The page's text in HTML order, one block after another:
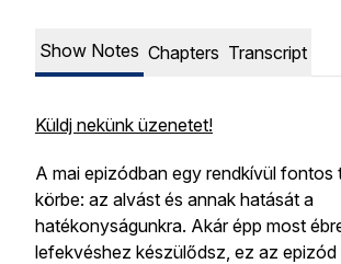
Show Notes Chapters Transcript
Küldj nekünk üzenetet!
A mai epizódban egy rendkívül fontos
körbe: az alvást és annak hatását a
hatékonyságunkra. Akár épp most
lefekvéshez készülődsz, ez az epizód